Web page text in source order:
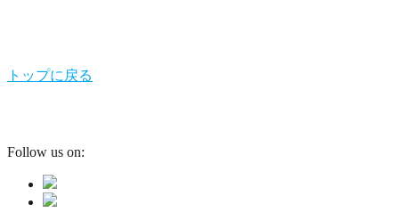
トップに戻る
Follow us on: